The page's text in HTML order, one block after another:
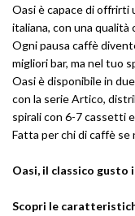
Oasi è capace di offrirti
italiana, con una
Ogni pausa caffè
migliori bar, ma nel tuo
Oasi è disponibile in
con la serie Artico,
spirali con 6-7 cassetti
Fatta per chi di caffè se
Oasi, il classico gusto
Scopri le